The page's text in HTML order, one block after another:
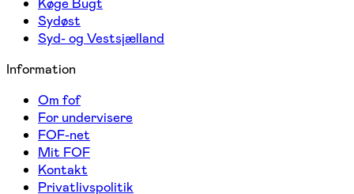
Sydøst
Syd- og Vestsjælland
Information
Om fof
For undervisere
FOF-net
Mit FOF
Kontakt
Privatlivspolitik